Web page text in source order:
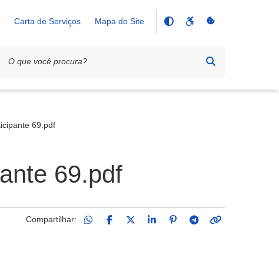
Carta de Serviços Mapa do Site
69.pdf
69.pdf
Compartilhar: